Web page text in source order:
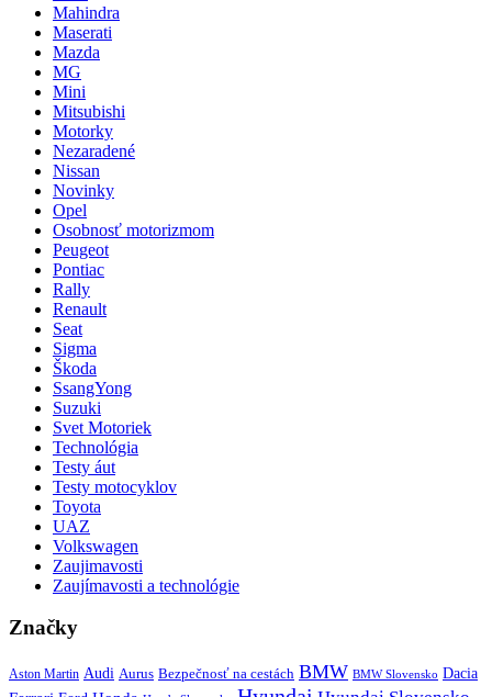
Mahindra
Maserati
Mazda
MG
Mini
Mitsubishi
Motorky
Nezaradené
Nissan
Novinky
Opel
Osobnosť motorizmom
Peugeot
Pontiac
Rally
Renault
Seat
Sigma
Škoda
SsangYong
Suzuki
Svet Motoriek
Technológia
Testy áut
Testy motocyklov
Toyota
UAZ
Volkswagen
Zaujimavosti
Zaujímavosti a technológie
Značky
Aston Martin Audi Aurus Bezpečnosť na cestách BMW BMW Slovensko Dacia